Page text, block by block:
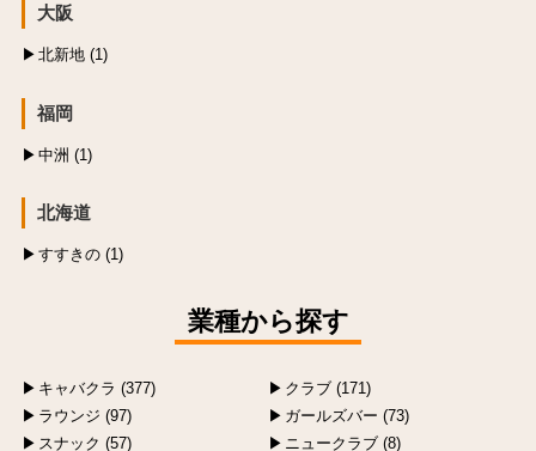
大阪
北新地 (1)
福岡
中洲 (1)
北海道
すすきの (1)
業種から探す
キャバクラ (377)
クラブ (171)
ラウンジ (97)
ガールズバー (73)
スナック (57)
ニュークラブ (8)